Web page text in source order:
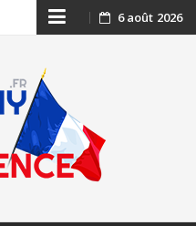
Skip
content
6 août 2026